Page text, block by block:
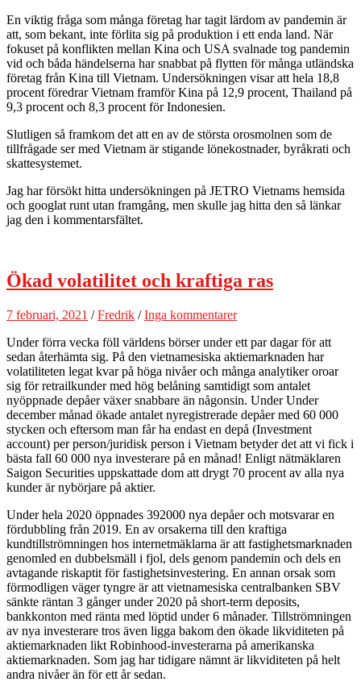
En viktig fråga som många företag har tagit lärdom av pandemin är
att, som bekant, inte förlita sig på produktion i ett enda land. När
fokuset på konflikten mellan Kina och USA svalnade tog pandemin
vid och båda händelserna har snabbat på flytten för många utländska
företag från Kina till Vietnam. Undersökningen visar att hela 18,8
procent föredrar Vietnam framför Kina på 12,9 procent, Thailand på
9,3 procent och 8,3 procent för Indonesien.
Slutligen så framkom det att en av de största orosmolnen som de
tillfrågade ser med Vietnam är stigande lönekostnader, byråkrati och
skattesystemet.
Jag har försökt hitta undersökningen på JETRO Vietnams hemsida
och googlat runt utan framgång, men skulle jag hitta den så länkar
jag den i kommentarsfältet.
Ökad volatilitet och kraftiga ras
7 februari, 2021 /Fredrik /Inga kommentarer
Under förra vecka föll världens börser under ett par dagar för att
sedan återhämta sig. På den vietnamesiska aktiemarknaden har
volatiliteten legat kvar på höga nivåer och många analytiker oroar
sig för retrailkunder med hög belåning samtidigt som antalet
nyöppnade depåer växer snabbare än någonsin. Under Under
december månad ökade antalet nyregistrerade depåer med 60 000
stycken och eftersom man får ha endast en depå (Investment
account) per person/juridisk person i Vietnam betyder det att vi fick i
bästa fall 60 000 nya investerare på en månad! Enligt nätmäklaren
Saigon Securities uppskattade dom att drygt 70 procent av alla nya
kunder är nybörjare på aktier.
Under hela 2020 öppnades 392000 nya depåer och motsvarar en
fördubbling från 2019. En av orsakerna till den kraftiga
kundtillströmningen hos internetmäklarna är att fastighetsmarknaden
genomled en dubbelsmäll i fjol, dels genom pandemin och dels en
avtagande riskaptit för fastighetsinvestering. En annan orsak som
förmodligen väger tyngre är att vietnamesiska centralbanken SBV
sänkte räntan 3 gånger under 2020 på short-term deposits,
bankkonton med ränta med löptid under 6 månader. Tillströmningen
av nya investerare tros även ligga bakom den ökade likviditeten på
aktiemarknaden likt Robinhood-investerarna på amerikanska
aktiemarknaden. Som jag har tidigare nämnt ärlikviditeten på helt
andra nivåerän för ett år sedan.